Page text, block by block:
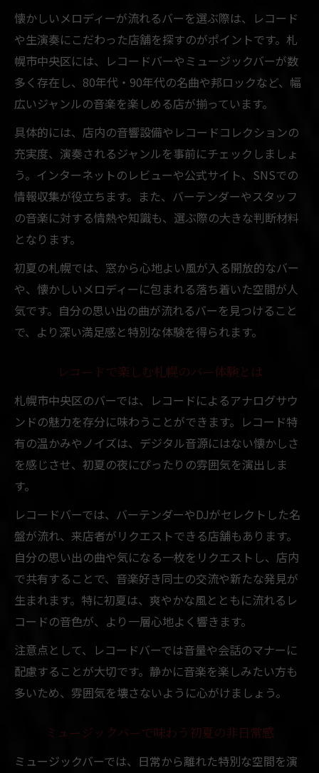
ミュージックバーで広がる交流の魅力
札幌で注目されるバー音楽イベント紹介
レトロなレコード音とともに非日常へ
レコード音が導く札幌バーの非日常体験
バーで味わう懐かしいレコードサウンドの
魅力
音楽とともに過ごす札幌の特別な夜の演出
ミュージックバーで楽しむレトロな雰囲気
初夏の札幌で体験する非日常的なバー時間
札幌で音楽とバーを思いきり楽しむ秘訣
札幌で音楽とバーを最大限楽しむためのコ
ツ
ミュージックバー選びで失敗しないポイン
ト
懐かしさと新しさを楽しむバー活用法
思いきり音楽に浸れる札幌バーの楽しみ方
懐かしいメロディーが流れるバーを選ぶ際は、レコード
や生演奏にこだわった店舗を探すのがポイントです。札
幌市中央区には、レコードバーやミュージックバーが数
多く存在し、80年代・90年代の名曲や邦ロックなど、幅
広いジャンルの音楽を楽しめる店が揃っています。
具体的には、店内の音響設備やレコードコレクションの
充実度、演奏されるジャンルを事前にチェックしましょ
う。インターネットのレビューや公式サイト、SNSでの
情報収集が役立ちます。また、バーテンダーやスタッフ
の音楽に対する情熱や知識も、選ぶ際の大きな判断材料
となります。
初夏の札幌では、窓から心地よい風が入る開放的なバー
や、懐かしいメロディーに包まれる落ち着いた空間が人
気です。自分の思い出の曲が流れるバーを見つけること
で、より深い満足感と特別な体験を得られます。
レコードで楽しむ札幌のバー体験とは
札幌市中央区のバーでは、レコードによるアナログサウ
ンドの魅力を存分に味わうことができます。レコード特
有の温かみやノイズは、デジタル音源にはない懐かしさ
を感じさせ、初夏の夜にぴったりの雰囲気を演出しま
す。
レコードバーでは、バーテンダーやDJがセレクトした名
盤が流れ、来店者がリクエストできる店舗もあります。
自分の思い出の曲や気になる一枚をリクエストし、店内
で共有することで、音楽好き同士の交流や新たな発見が
生まれます。特に初夏は、爽やかな風とともに流れるレ
コードの音色が、より一層心地よく響きます。
注意点として、レコードバーでは音量や会話のマナーに
配慮することが大切です。静かに音楽を楽しみたい方も
多いため、雰囲気を壊さないように心がけましょう。
ミュージックバーで味わう初夏の非日常感
ミュージックバーでは、日常から離れた特別な空間を演